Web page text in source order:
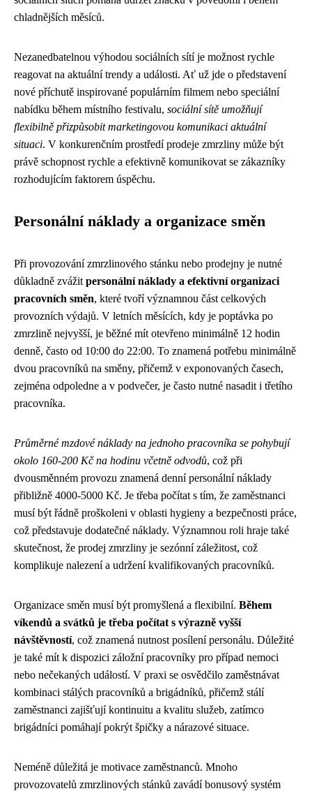
chladnějších měsíců.
Nezanedbatelnou výhodou sociálních sítí je možnost rychle
reagovat na aktuální trendy a události. Ať už jde o představení
nové příchutě inspirované populárním filmem nebo speciální
nabídku během místního festivalu, sociální sítě umožňují
flexibilně přizpůsobit marketingovou komunikaci aktuální
situaci. V konkurenčním prostředí prodeje zmrzliny může být
právě schopnost rychle a efektivně komunikovat se zákazníky
rozhodujícím faktorem úspěchu.
Personální náklady a organizace směn
Při provozování zmrzlinového stánku nebo prodejny je nutné
důkladně zvážit personální náklady a efektivní organizaci
pracovních směn, které tvoří významnou část celkových
provozních výdajů. V letních měsících, kdy je poptávka po
zmrzlině nejvyšší, je běžné mít otevřeno minimálně 12 hodin
denně, často od 10:00 do 22:00. To znamená potřebu minimálně
dvou pracovníků na směny, přičemž v exponovaných časech,
zejména odpoledne a v podvečer, je často nutné nasadit i třetího
pracovníka.
Průměrné mzdové náklady na jednoho pracovníka se pohybují
okolo 160-200 Kč na hodinu včetně odvodů, což při
dvousměnném provozu znamená denní personální náklady
přibližně 4000-5000 Kč. Je třeba počítat s tím, že zaměstnanci
musí být řádně proškoleni v oblasti hygieny a bezpečnosti práce,
což představuje dodatečné náklady. Významnou roli hraje také
skutečnost, že prodej zmrzliny je sezónní záležitost, což
komplikuje nalezení a udržení kvalifikovaných pracovníků.
Organizace směn musí být promyšlená a flexibilní. Během
víkendů a svátků je třeba počítat s výrazně vyšší
návštěvností, což znamená nutnost posílení personálu. Důležité
je také mít k dispozici záložní pracovníky pro případ nemoci
nebo nečekaných událostí. V praxi se osvědčilo zaměstnávat
kombinaci stálých pracovníků a brigádníků, přičemž stálí
zaměstnanci zajišťují kontinuitu a kvalitu služeb, zatímco
brigádníci pomáhají pokrýt špičky a nárazové situace.
Neméně důležitá je motivace zaměstnanců. Mnoho
provozovatelů zmrzlinových stánků zavádí bonusový systém